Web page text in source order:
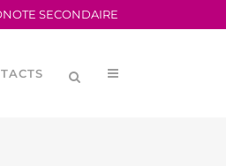
SECONDAIRE